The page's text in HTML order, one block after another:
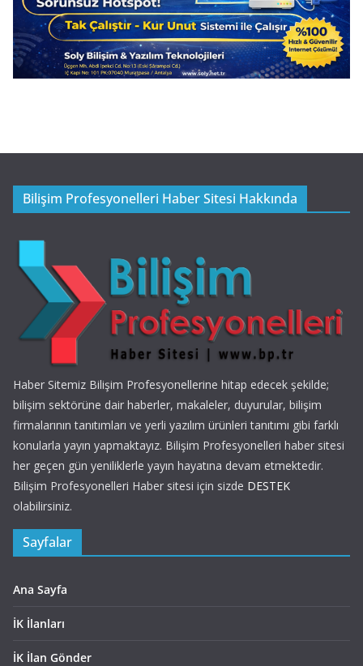
Bilişim Profesyonelleri Haber Sitesi Hakkında
Haber Sitemiz Bilişim Profesyonellerine hitap edecek şekilde;
bilişim sektörüne dair haberler, makaleler, duyurular, bilişim
firmalarının tanıtımları ve yerli yazılım ürünleri tanıtımı gibi farklı
konularla yayın yapmaktayız. Bilişim Profesyonelleri haber sitesi
her geçen gün yeniliklerle yayın hayatına devam etmektedir.
Bilişim Profesyonelleri Haber sitesi için sizde DESTEK
olabilirsiniz.
Sayfalar
Ana Sayfa
İK İlanları
İK İlan Gönder